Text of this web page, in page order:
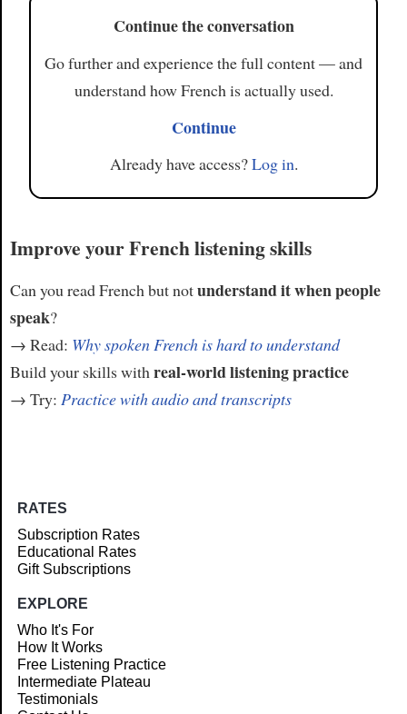
Continue the conversation
Go further and experience the full content — and
understand how French is actually used.
Continue
Already have access?Log in.
Improve your French listening skills
Can you read French but notunderstand it when people
speak?
→ Read: Why spoken French is hard to understand
Build your skills with real-world listening practice
→ Try: Practice with audio and transcripts
RATES
Subscription Rates
Educational Rates
Gift Subscriptions
EXPLORE
Who It's For
How It Works
Free Listening Practice
Intermediate Plateau
Testimonials